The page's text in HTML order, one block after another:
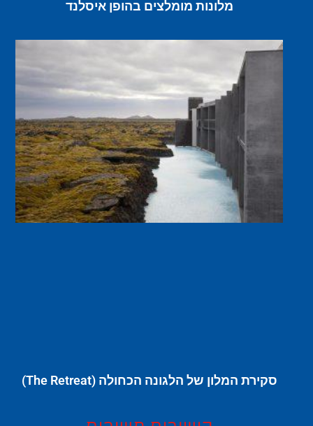
מלונות מומלצים בהופן איסלנד
סקירת המלון של הלגונה הכחולה (The Retreat)